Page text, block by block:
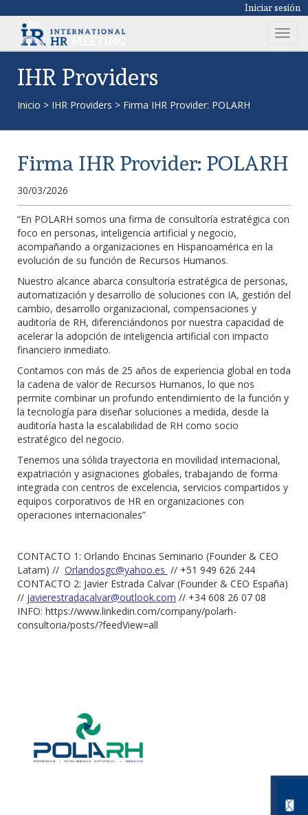
Iniciar sesión
T
o
n
v
a
t
IHR Providers
Inicio > IHR Providers > Firma IHR Provider: POLARH
Firma IHR Provider: POLARH
30/03/2026
“En POLARH somos una firma de consultoría estratégica con
foco en personas, inteligencia artificial y negocio,
acompañando a organizaciones en Hispanoamérica en la
evolución de su función de Recursos Humanos.
Nuestro alcance abarca consultoría estratégica de personas,
automatización y desarrollo de soluciones con IA, gestión del
cambio, desarrollo organizacional, compensaciones y
auditoría de RH, diferenciándonos por nuestra capacidad de
acelerar la adopción de inteligencia artificial con impacto
financiero inmediato.
Contamos con más de 25 años de experiencia global en toda
la cadena de valor de Recursos Humanos, lo que nos
permite combinar un profundo entendimiento de la función y
la tecnología para diseñar soluciones a medida, desde la
auditoría hasta la escalabilidad de RH como socio
estratégico del negocio.
Tenemos una sólida trayectoria en movilidad internacional,
expatriación y asignaciones globales, trabajando de forma
integrada con centros de excelencia, servicios compartidos y
equipos corporativos de HR en organizaciones con
operaciones internacionales”
CONTACTO 1: Orlando Encinas Seminario (Founder & CEO
Latam) // Orlandosgc@yahoo.es // +51 949 626 244
CONTACTO 2: Javier Estrada Calvar (Founder & CEO España)
// javierestradacalvar@outlook.com // +34 608 26 07 08
INFO: https://www.linkedin.com/company/polarh-
consultoria/posts/?feedView=all